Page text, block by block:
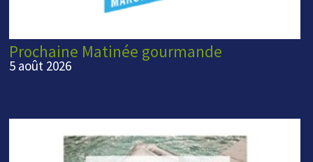
Prochaine Matinée gourmande
5 août 2026